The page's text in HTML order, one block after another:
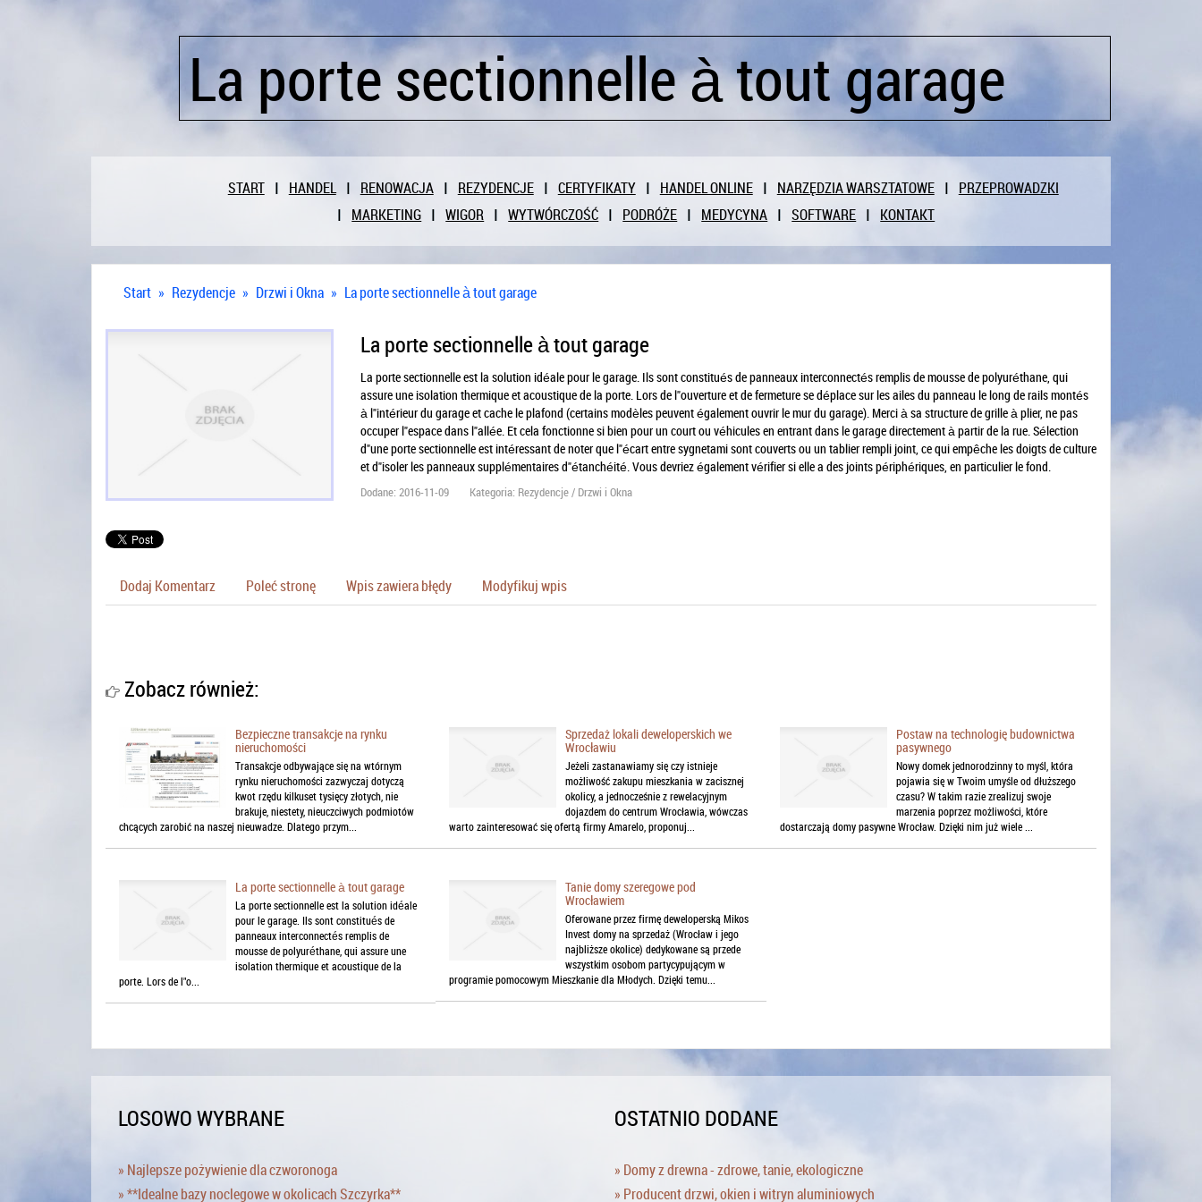
La porte sectionnelle à tout garage
START HANDEL RENOWACJA REZYDENCJE CERTYFIKATY HANDEL ONLINE NARZĘDZIA WARSZTATOWE
PRZEPROWADZKI
MARKETING
WIGOR WYTWÓRCZOŚĆ PODRÓŻE MEDYCYNA SOFTWARE KONTAKT
Start » Rezydencje » Drzwi i Okna » La porte sectionnelle à tout garage
La porte sectionnelle à tout garage
La porte sectionnelle est la solution idéale pour le garage. Ils sont constitués de panneaux interconnectés remplis de mousse de polyuréthane, qui
assure une isolation thermique et acoustique de la porte. Lors de l"ouverture et de fermeture se déplace sur les ailes du panneau le long de rails montés
à l"intérieur du garage et cache le plafond (certains modèles peuvent également ouvrir le mur du garage). Merci à sa structure de grille à plier, ne pas
occuper l"espace dans l"allée. Et cela fonctionne si bien pour un court ou véhicules en entrant dans le garage directement à partir de la rue. Sélection
d"une porte sectionnelle est intéressant de noter que l"écart entre sygnetami sont couverts ou un tablier rempli joint, ce qui empêche les doigts de culture
et d"isoler les panneaux supplémentaires d"étanchéité. Vous devriez également vérifier si elle a des joints périphériques, en particulier le fond.
Dodane: 2016-11-09 Kategoria: Rezydencje / Drzwi i Okna
Dodaj Komentarz Poleć stronę Wpis zawiera błędy Modyfikuj wpis
Zobacz również:
Bezpieczne transakcje na rynku
nieruchomości
Transakcje odbywające się na wtórnym
rynku nieruchomości zazwyczaj dotyczą
kwot rzędu kilkuset tysięcy złotych, nie
brakuje, niestety, nieuczciwych podmiotów
chcących zarobić na naszej nieuwadze. Dlatego przym...
Sprzedaż lokali deweloperskich we
Wrocławiu
Jeżeli zastanawiamy się czy istnieje
możliwość zakupu mieszkania w zacisznej
okolicy, a jednocześnie z rewelacyjnym
dojazdem do centrum Wrocławia, wówczas
warto zainteresować się ofertą firmy Amarelo, proponuj...
Postaw na technologię budownictwa
pasywnego
Nowy domek jednorodzinny to myśl, która
pojawia się w Twoim umyśle od dłuższego
czasu? W takim razie zrealizuj swoje
marzenia poprzez możliwości, które
dostarczają domy pasywne Wrocław. Dzięki nim już wiele ...
La porte sectionnelle à tout garage
La porte sectionnelle est la solution idéale
pour le garage. Ils sont constitués de
panneaux interconnectés remplis de
mousse de polyuréthane, qui assure une
isolation thermique et acoustique de la
porte. Lors de l"o...
Tanie domy szeregowe pod
Wrocławiem
Oferowane przez firmę deweloperską Mikos
Invest domy na sprzedaż (Wrocław i jego
najbliższe okolice) dedykowane są przede
wszystkim osobom partycypującym w
programie pomocowym Mieszkanie dla Młodych. Dzięki temu...
LOSOWO WYBRANE
» Najlepsze pożywienie dla czworonoga
» **Idealne bazy noclegowe w okolicach Szczyrka**
OSTATNIO DODANE
» Domy z drewna - zdrowe, tanie, ekologiczne
» Producent drzwi, okien i witryn aluminiowych